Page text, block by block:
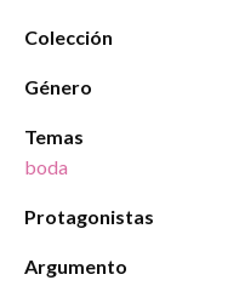
Colección
Género
Temas
boda
Protagonistas
Argumento